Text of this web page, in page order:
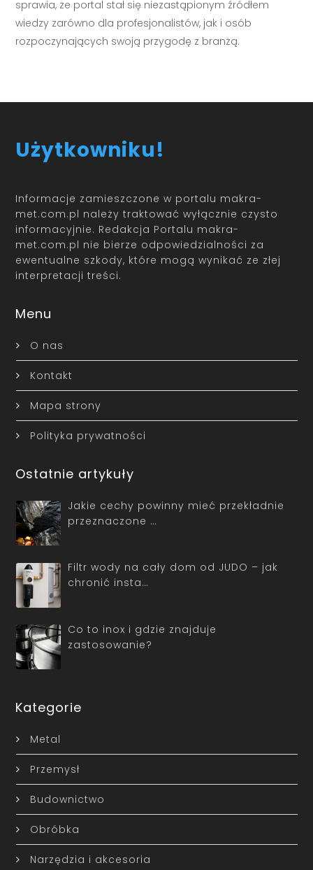
sprawia, że portal stał się niezastąpionym źródłem
wiedzy zarówno dla profesjonalistów, jak i osób
rozpoczynających swoją przygodę z branżą.
Użytkowniku!
Informacje zamieszczone w portalu makra-
met.com.pl należy traktować wyłącznie czysto
informacyjnie. Redakcja Portalu makra-
met.com.pl nie bierze odpowiedzialności za
ewentualne szkody, które mogą wynikać ze złej
interpretacji treści.
Menu
O nas
Kontakt
Mapa strony
Polityka prywatności
Ostatnie artykuły
Jakie cechy powinny mieć przekładnie
przeznaczone …
Filtr wody na cały dom od JUDO – jak
chronić insta…
Co to inox i gdzie znajduje
zastosowanie?
Kategorie
Metal
Przemysł
Budownictwo
Obróbka
Narzędzia i akcesoria